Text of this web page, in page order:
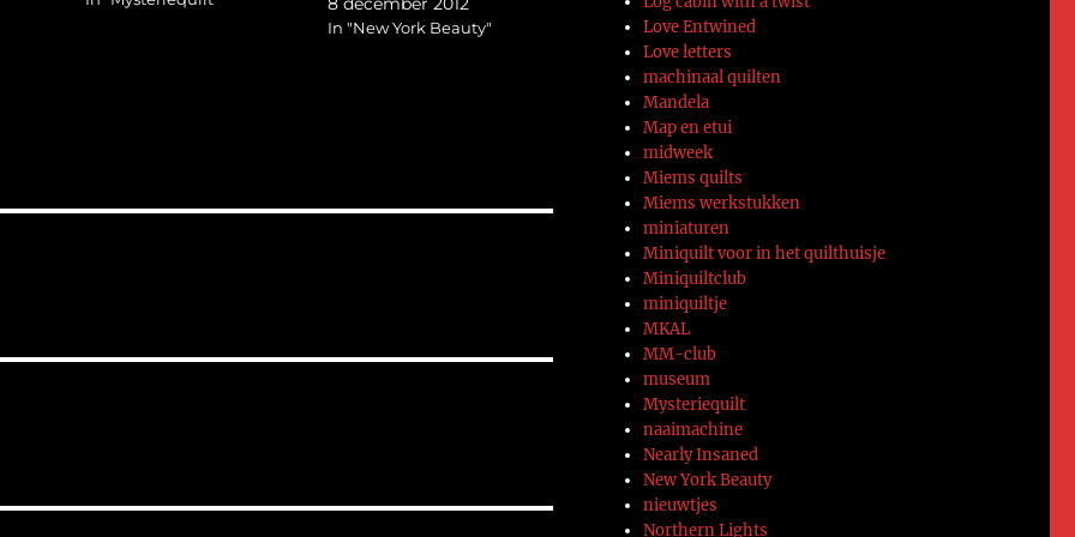
gefotografeerd. Verder had ik
In "New York Beauty"
Love Entwined
Love letters
machinaal quilten
Mandela
Map en etui
midweek
Miems quilts
Miems werkstukken
miniaturen
Miniquilt voor in het quilthuisje
Miniquiltclub
miniquiltje
MKAL
MM-club
museum
Mysteriequilt
naaimachine
Nearly Insaned
New York Beauty
nieuwtjes
Northern Lights